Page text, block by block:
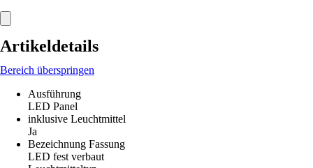
Artikeldetails
Bereich überspringen
Ausführung
LED Panel
inklusive Leuchtmittel
Ja
Bezeichnung Fassung
LED fest verbaut